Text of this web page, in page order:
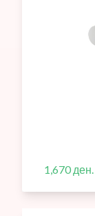
1,670 ден.